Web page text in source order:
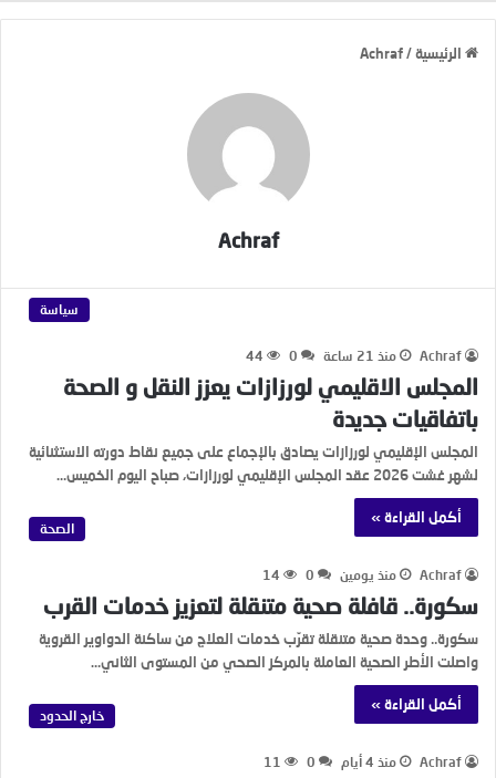
الرئيسية/
Achraf
Achraf
سياسة
Achraf منذ 21 ساعة 0
44
المجلس الاقليمي لورزازات يعزز النقل و الصحة
باتفاقيات جديدة
المجلس الإقليمي لورزازات يصادق بالإجماع على جميع نقاط دورته الاستثنائية
لشهر غشت 2026 عقد المجلس الإقليمي لورزازات، صباح اليوم الخميس…
أكمل القراءة »
الصحة
Achraf منذ يومين 0
14
سكورة.. قافلة صحية متنقلة لتعزيز خدمات القرب
سكورة.. وحدة صحية متنقلة تقرّب خدمات العلاج من ساكنة الدواوير القروية
واصلت الأطر الصحية العاملة بالمركز الصحي من المستوى الثاني…
أكمل القراءة »
خارج الحدود
Achraf منذ 4 أيام 0
11